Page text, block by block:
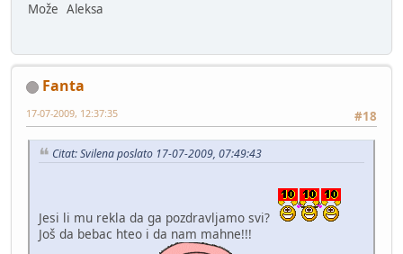
Može Aleksa
Fanta
#18
17-07-2009, 12:37:35
Citat: Svilena poslato 17-07-2009, 07:49:43
Jesi li mu rekla da ga pozdravljamo svi?
Još da bebac hteo i da nam mahne!!!